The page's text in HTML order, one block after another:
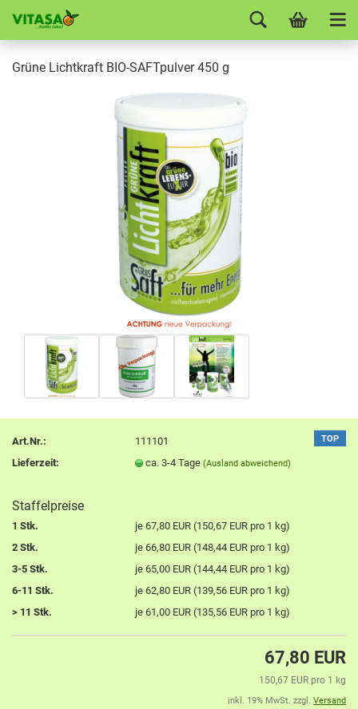
Grüne Lichtkraft BIO-SAFTpulver 450 g
TOP
Art.Nr.:
111101
Lieferzeit:
ca. 3-4 Tage(Ausland abweichend)
Staffelpreise
1 Stk.
je 67,80 EUR (150,67 EUR pro 1 kg)
2 Stk.
je 66,80 EUR (148,44 EUR pro 1 kg)
3-5 Stk.
je 65,00 EUR (144,44 EUR pro 1 kg)
6-11 Stk.
je 62,80 EUR (139,56 EUR pro 1 kg)
> 11 Stk.
je 61,00 EUR (135,56 EUR pro 1 kg)
67,80 EUR
150,67 EUR pro 1 kg
inkl. 19% MwSt. zzgl. Versand